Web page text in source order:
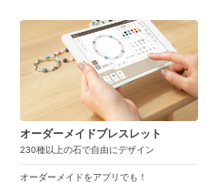
オーダーメイドブレスレット
230種以上の石で自由にデザイン
オーダーメイドをアプリでも！